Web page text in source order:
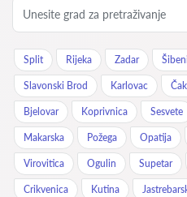
Split Rijeka Zadar
Slavonski Brod Karlovac
Bjelovar Koprivnica Sesvete
Makarska Požega Opatija
Virovitica Ogulin Supetar
Crikvenica Kutina